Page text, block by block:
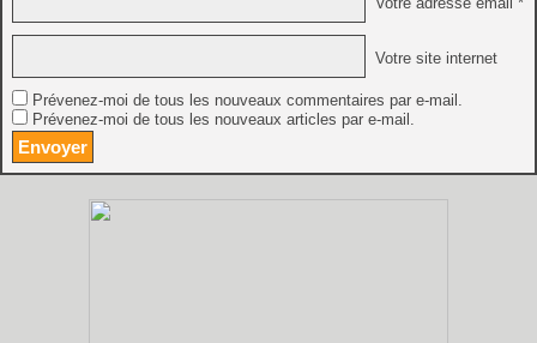
Votre site internet
Prévenez-moi de tous les nouveaux commentaires par e-mail.
Prévenez-moi de tous les nouveaux articles par e-mail.